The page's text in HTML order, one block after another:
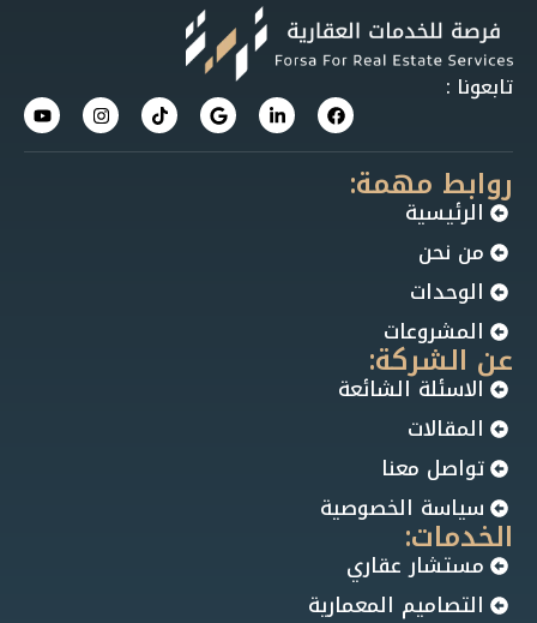
تابعونا :
روابط مهمة:
الرئيسية
من نحن
الوحدات
المشروعات
عن الشركة:
الاسئلة الشائعة
المقالات
تواصل معنا
سياسة الخصوصية
الخدمات:
مستشار عقاري
التصاميم المعمارية